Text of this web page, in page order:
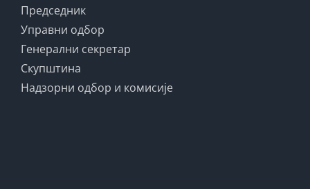
Председник
Управни одбор
Генерални секретар
Скупштина
Надзорни одбор и комисије